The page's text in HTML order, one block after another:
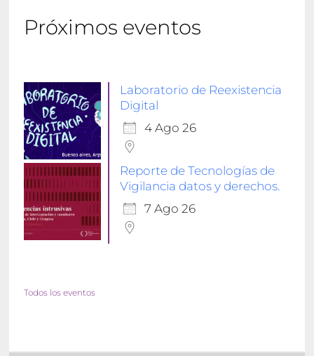
Próximos eventos
Laboratorio de Reexistencia
Digital
4 Ago 26
Reporte de Tecnologías de
Vigilancia datos y derechos.
7 Ago 26
Todos los eventos